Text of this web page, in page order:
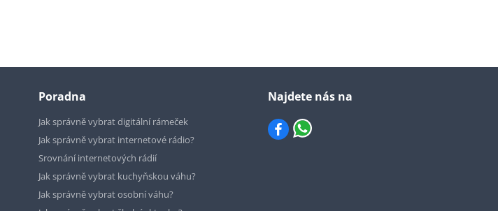
Poradna
Jak správně vybrat digitální rámeček
Jak správně vybrat internetové rádio?
Srovnání internetových rádií
Jak správně vybrat kuchyňskou váhu?
Jak správně vybrat osobní váhu?
Najdete nás na